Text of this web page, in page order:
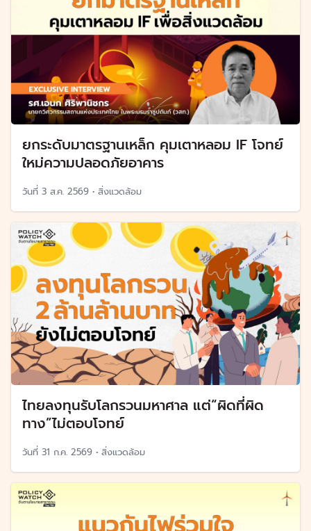
ยกระดับมาตรฐานเหล็ก คุมเตาหลอม IF โจทย์
ใหม่ความปลอดภัยอาคาร
วันที่ 3 ส.ค. 2569 • สิ่งแวดล้อม
ไทยลงทุนรับโลกรวนมหาศาล แต่“ผิดที่ผิด
ทาง”ไม่ตอบโจทย์
วันที่ 31 ก.ค. 2569 • สิ่งแวดล้อม